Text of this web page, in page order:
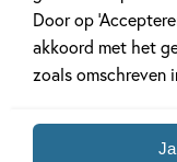
Door op
akkoord met het
zoals omschreven